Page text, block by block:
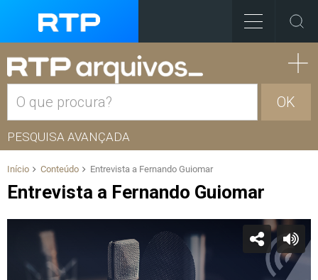
OK
PESQUISA AVANÇADA
Início Conteúdo Entrevista a Fernando Guiomar
Entrevista a Fernando Guiomar